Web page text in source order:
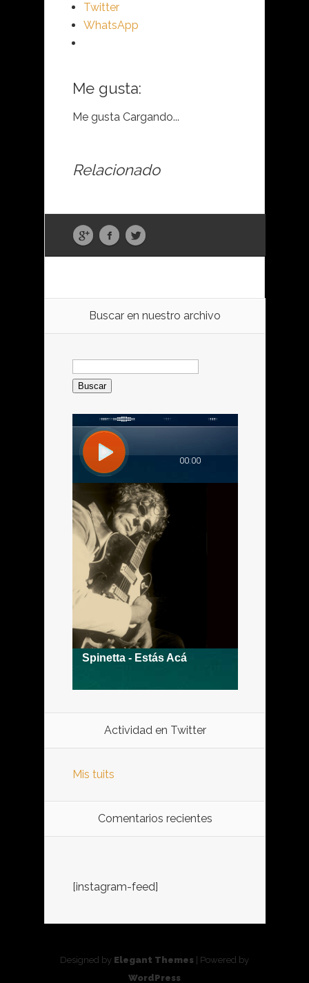
Twitter
WhatsApp
Me gusta:
Me gusta Cargando...
Relacionado
Buscar en nuestro archivo
Buscar:
Actividad en Twitter
Mis tuits
Comentarios recientes
[instagram-feed]
Designed by Elegant Themes | Powered by
WordPress